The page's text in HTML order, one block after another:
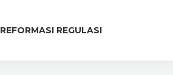
REFORMASI REGULASI